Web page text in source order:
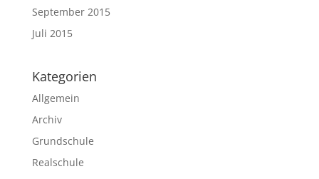
September 2015
Juli 2015
Kategorien
Allgemein
Archiv
Grundschule
Realschule